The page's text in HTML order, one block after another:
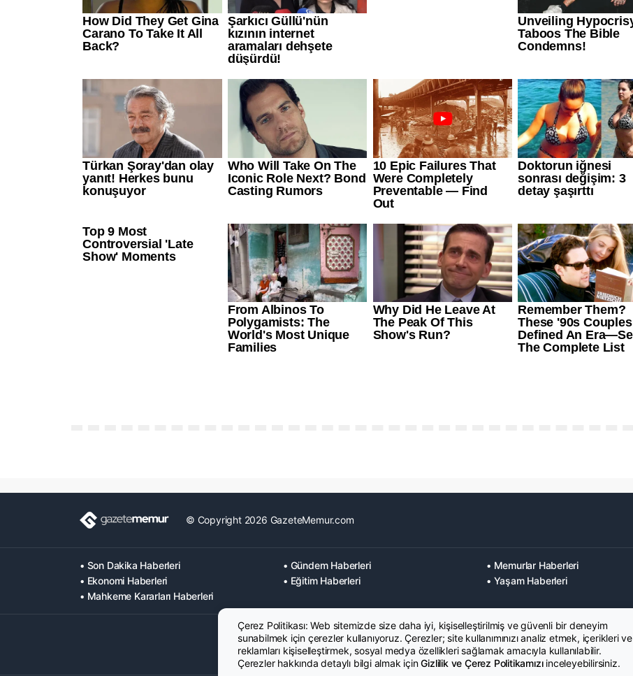
© Copyright 2026 GazeteMemur.com
• Son Dakika Haberleri • Gündem Haberleri • Memurlar Haberleri
• Ekonomi Haberleri
• Eğitim Haberleri • Yaşam Haberleri
• Mahkeme Kararları Haberleri
Çerez Politikası: Web sitemizde size daha iyi, kişiselleştirilmiş ve güvenli bir deneyim
sunabilmek için çerezler kullanıyoruz. Çerezler; site kullanımınızı analiz etmek, içerikleri ve
reklamları kişiselleştirmek, sosyal medya özellikleri sağlamak amacıyla kullanılabilir.
Çerezler hakkında detaylı bilgi almak içinGizlilik ve Çerez Politikamızıinceleyebilirsiniz.